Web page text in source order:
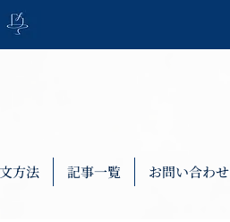
方法 記事一覧 お問い合わせ